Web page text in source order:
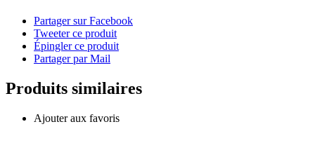
Partager sur Facebook
Tweeter ce produit
Épingler ce produit
Partager par Mail
Produits similaires
Ajouter aux favoris